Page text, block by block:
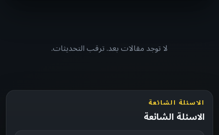
لا توجد مقالات بعد. ترقب التحديثات.
الاسئلة الشائعة
الاسئلة الشائعة